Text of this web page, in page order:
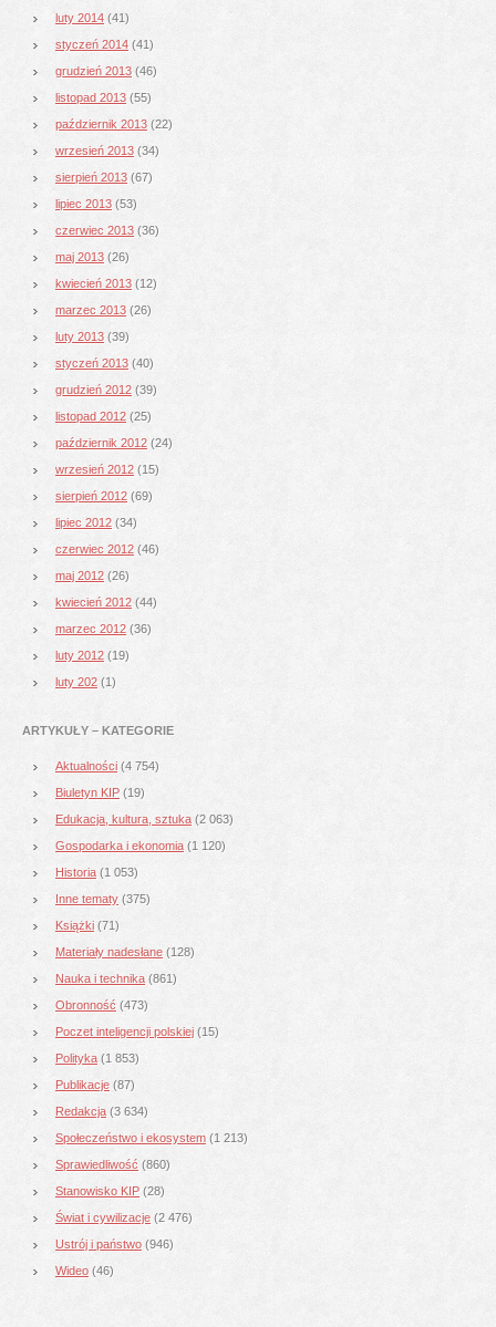
luty 2014 (41)
styczeń 2014 (41)
grudzień 2013 (46)
listopad 2013 (55)
październik 2013 (22)
wrzesień 2013 (34)
sierpień 2013 (67)
lipiec 2013 (53)
czerwiec 2013 (36)
maj 2013 (26)
kwiecień 2013 (12)
marzec 2013 (26)
luty 2013 (39)
styczeń 2013 (40)
grudzień 2012 (39)
listopad 2012 (25)
październik 2012 (24)
wrzesień 2012 (15)
sierpień 2012 (69)
lipiec 2012 (34)
czerwiec 2012 (46)
maj 2012 (26)
kwiecień 2012 (44)
marzec 2012 (36)
luty 2012 (19)
luty 202 (1)
ARTYKUŁY – KATEGORIE
Aktualności (4 754)
Biuletyn KIP (19)
Edukacja, kultura, sztuka (2 063)
Gospodarka i ekonomia (1 120)
Historia (1 053)
Inne tematy (375)
Książki (71)
Materiały nadesłane (128)
Nauka i technika (861)
Obronność (473)
Poczet inteligencji polskiej (15)
Polityka (1 853)
Publikacje (87)
Redakcja (3 634)
Społeczeństwo i ekosystem (1 213)
Sprawiedliwość (860)
Stanowisko KIP (28)
Świat i cywilizacje (2 476)
Ustrój i państwo (946)
Wideo (46)